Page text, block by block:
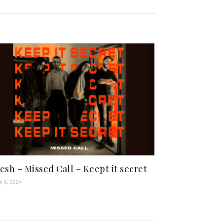
– Missed Call – Keept it secret
9, 2024